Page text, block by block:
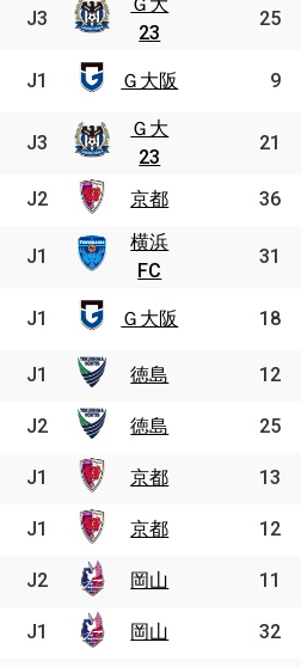
23
25
Ｇ大
阪
9
Ｇ大
23
21
京都 36
横浜
FC
31
Ｇ大
阪
18
徳島 12
徳島 25
京都 13
京都 12
岡山 11
岡山 32
J3
23
J1 Ｇ大阪
J3
Ｇ大
23
J2 京都
J1
横浜
FC
J1 Ｇ大阪
J1 徳島
J2 徳島
J1 京都
J1 京都
J2 岡山
J1 岡山